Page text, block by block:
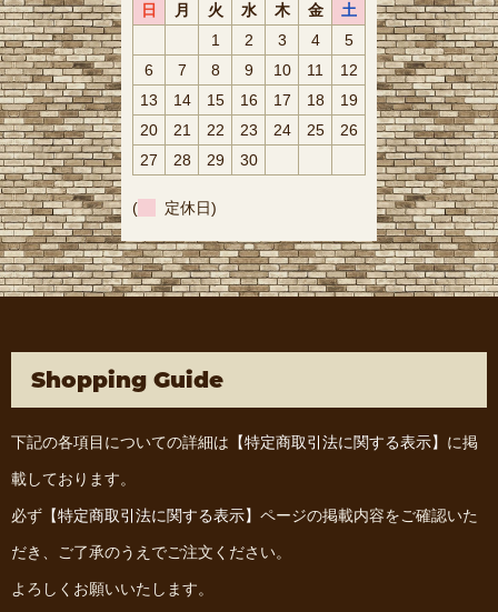
日 月 火 水 木 金
土
1
2 3 4
5
6
7 8 9 10 11
12
13
14 15 16 17 18
19
20
21 22 23 24 25
26
27
28 29 30
( 定休日)
Shopping Guide
下記の各項目についての詳細は 【特定商取引法に関する表示】 に掲
載しております。
必ず 【特定商取引法に関する表示】 ページの掲載内容をご確認いた
だき、ご了承のうえでご注文ください。
よろしくお願いいたします。